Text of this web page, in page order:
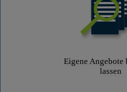
Eigene Angebote
lassen